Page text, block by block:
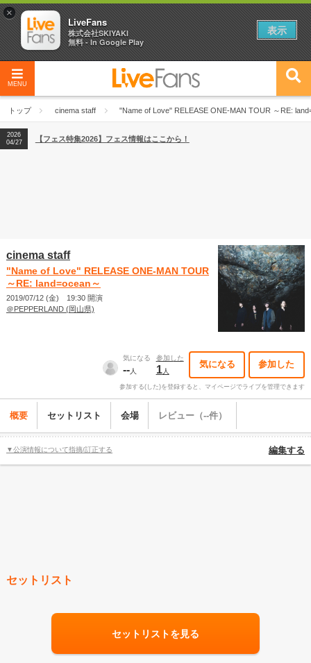
MENU
トップ cinema staff "Name of Love" RELEASE ONE-MAN TOUR ～RE:
2026
04/27
2026
【ライブ動員ランキング】2026年上半期編発表！
2026
04/27
【フェス特集2026】フェス情報はここから！
cinema staff
"Name of Love" RELEASE ONE-MAN TOUR
～RE: land=ocean～
2019/07/12 (金) 19:30 開演
＠PEPPERLAND (岡山県)
気になる
--人
参加した
1人
気になる 参加した
参加する(した)を登録すると、マイページでライブを管理できます
概要 セットリスト 会場 レビュー（--件）
▼公演情報について指摘/訂正する 編集する
セットリスト
セットリストを見る
×
LiveFans
株式会社SKIYAKI
無料 - In Google Play
表示